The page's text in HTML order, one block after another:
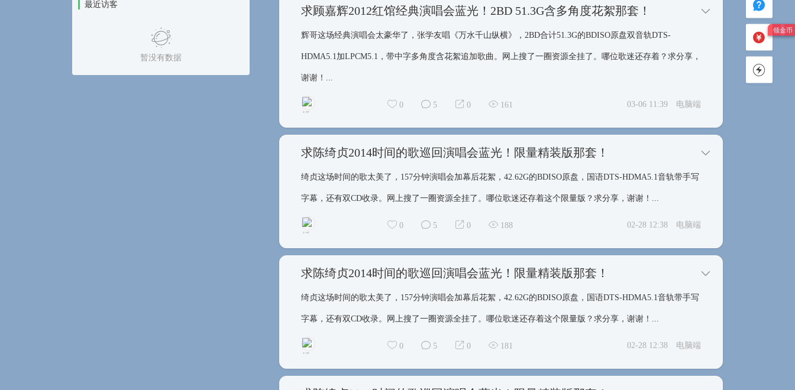
最近访客
暂没有数据 矮得看不见脚
求顾嘉辉2012红馆经典演唱会蓝光！2BD 51.3G含多角度花絮那套！
辉哥这场经典演唱会太豪华了，张学友唱《万水千山纵横》，2BD合计51.3G的BDISO原盘双音轨DTS-
HDMA5.1加LPCM5.1，带中字多角度含花絮追加歌曲。网上搜了一圈资源全挂了。哪位歌迷还存着？求分享，
谢谢！...
矮得看不见脚
0 5 0 161 03-06 11:39 电脑端
求陈绮贞2014时间的歌巡回演唱会蓝光！限量精装版那套！
绮贞这场时间的歌太美了，157分钟演唱会加幕后花絮，42.62G的BDISO原盘，国语DTS-HDMA5.1音轨带手写
字幕，还有双CD收录。网上搜了一圈资源全挂了。哪位歌迷还存着这个限量版？求分享，谢谢！...
矮得看不见脚
0 5 0 188 02-28 12:38 电脑端
求陈绮贞2014时间的歌巡回演唱会蓝光！限量精装版那套！
绮贞这场时间的歌太美了，157分钟演唱会加幕后花絮，42.62G的BDISO原盘，国语DTS-HDMA5.1音轨带手写
字幕，还有双CD收录。网上搜了一圈资源全挂了。哪位歌迷还存着这个限量版？求分享，谢谢！...
0 5 0 181 02-28 12:38 电脑端